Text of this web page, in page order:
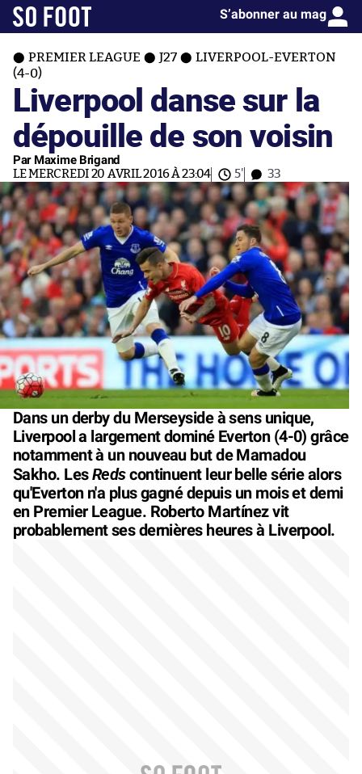
S’abonner au mag
PREMIER LEAGUE J27
LIVERPOOL-EVERTON
(4-0)
Liverpool danse sur la
dépouille de son voisin
Par Maxime Brigand
LE MERCREDI 20 AVRIL 2016 À 23:04 5' 33
Dans un derby du Merseyside à sens unique,
Liverpool a largement dominé Everton (4-0) grâce
notamment à un nouveau but de Mamadou
Sakho. LesRedscontinuent leur belle série alors
qu'Everton n'a plus gagné depuis un mois et demi
en Premier League. Roberto Martínez vit
probablement ses dernières heures à Liverpool.